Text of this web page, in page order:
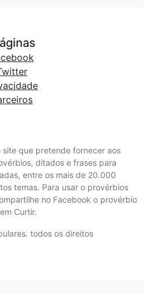
site que pretende fornecer aos
ditados e frases para
entre os mais de 20.000
temas. Para usar o provérbios
no Facebook o provérbio
Curtir.
todos os direitos